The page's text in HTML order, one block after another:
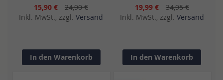
15,90 €
24,90 €
Inkl. MwSt., zzgl. Versand
In den Warenkorb
19,99 €
34,95 €
Inkl. MwSt., zzgl. Versand
In den Warenkorb